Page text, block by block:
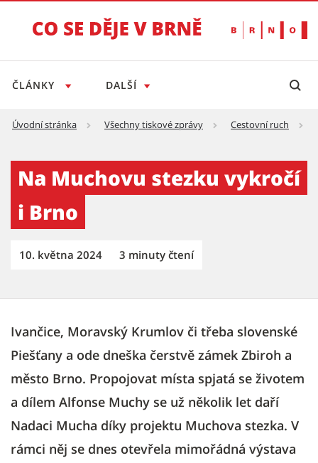
ČLÁNKY DALŠÍ
Úvodní stránka Všechny tiskové zprávy Cestovní ruch
Na Muchovu stezku vykročí
i Brno
10. května 2024 3 minuty čtení
Ivančice, Moravský Krumlov či třeba slovenské
Piešťany a ode dneška čerstvě zámek Zbiroh a
město Brno. Propojovat místa spjatá se životem
a dílem Alfonse Muchy se už několik let daří
Nadaci Mucha díky projektu Muchova stezka. V
rámci něj se dnes otevřela mimořádná výstava